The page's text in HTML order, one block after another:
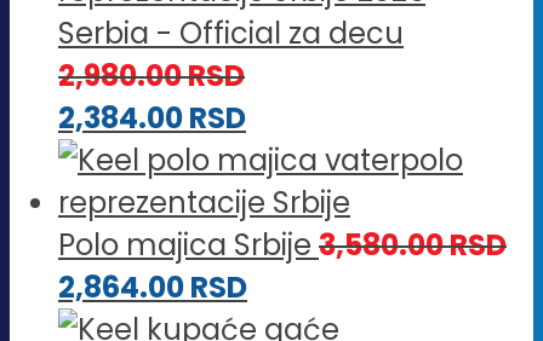
Serbia - Official za decu
2,980.00RSD
2,384.00RSD
Polo majica Srbije 3,580.00RSD
2,864.00RSD